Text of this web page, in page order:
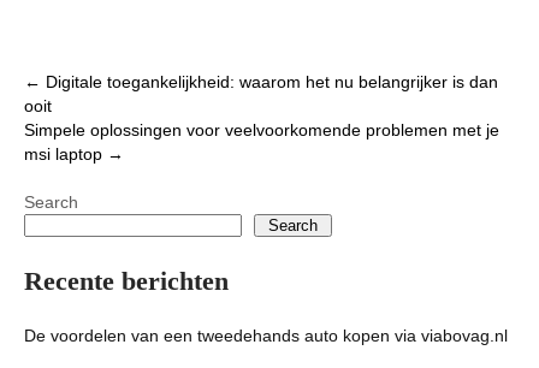
Post
navigation
← Digitale toegankelijkheid: waarom het nu belangrijker is dan
ooit
Simpele oplossingen voor veelvoorkomende problemen met je
msi laptop →
Search
Search
Recente berichten
De voordelen van een tweedehands auto kopen via viabovag.nl